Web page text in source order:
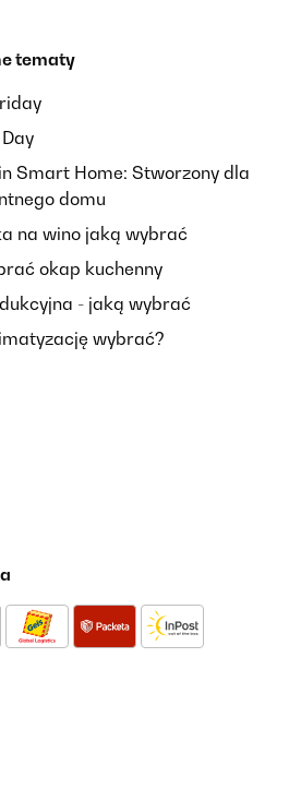
tematy
Smart Home: Stworzony dla
domu
na wino jaką wybrać
okap kuchenny
- jaką wybrać
wybrać?